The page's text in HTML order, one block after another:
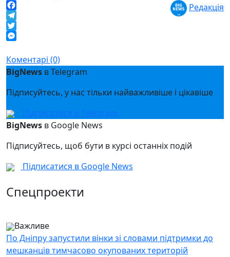
Facebook
Telegram
Twitter
Редакція
Коментарі (0)
BigNews в Telegram
Підписуйтесь, у нас тільки найважливіше і цікавіше
Підписатися в Telegram
BigNews в Google News
Підписуйтесь, щоб бути в курсі останніх подій
Підписатися в Google News
Спецпроекти
Важливе
По Дніпру запустили вінки зі словами підтримки до
мешканців тимчасово окупованих територій